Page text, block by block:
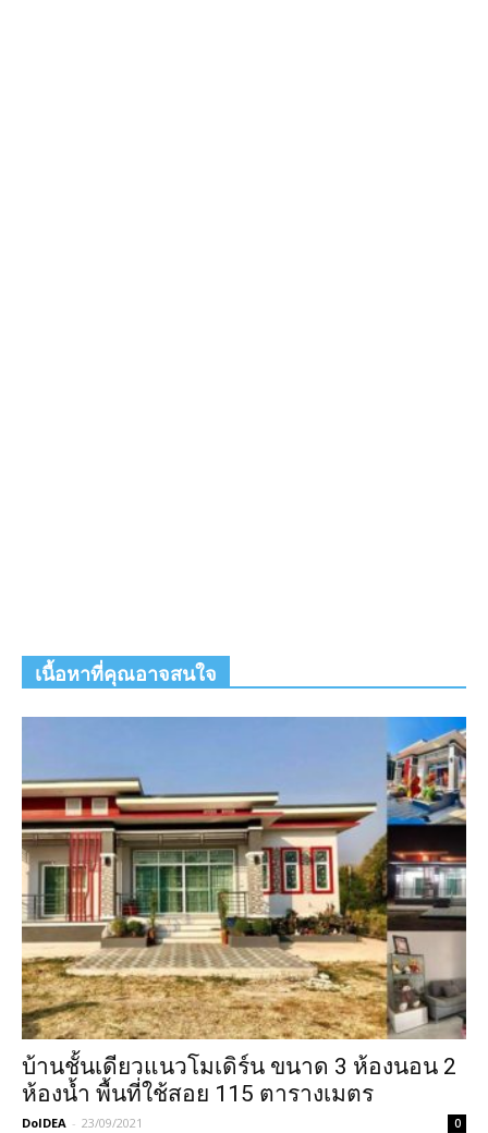
เนื้อหาที่คุณอาจสนใจ
บ้านชั้นเดียวแนวโมเดิร์น ขนาด 3 ห้องนอน 2
ห้องน้ำ พื้นที่ใช้สอย 115 ตารางเมตร
DoIDEA - 23/09/2021 0